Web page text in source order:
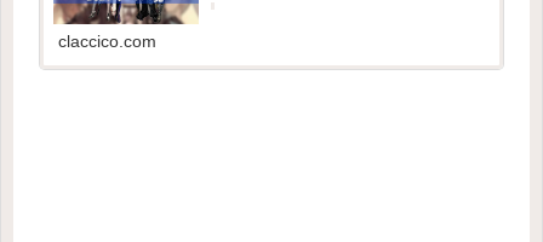
claccico.com